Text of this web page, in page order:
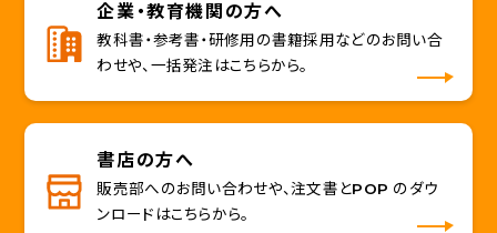
企業・教育機関の方へ
教科書・参考書・研修用の書籍採用などのお問い合
わせや、一括発注はこちらから。
書店の方へ
販売部へのお問い合わせや、注文書とPOP のダウ
ンロードはこちらから。